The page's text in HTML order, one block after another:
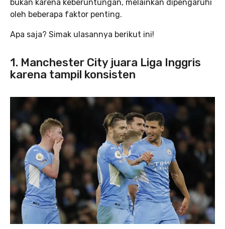
bukan karena keberuntungan, melainkan dipengaruhi
oleh beberapa faktor penting.
Apa saja? Simak ulasannya berikut ini!
1. Manchester City juara Liga Inggris
karena tampil konsisten